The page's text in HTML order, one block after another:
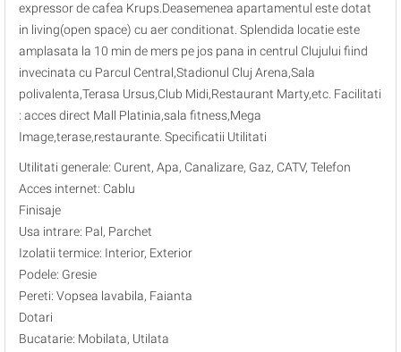
expressor de cafea Krups.Deasemenea apartamentul este dotat
in living(open space) cu aer conditionat. Splendida locatie este
amplasata la 10 min de mers pe jos pana in centrul Clujului fiind
invecinata cu Parcul Central,Stadionul Cluj Arena,Sala
polivalenta,Terasa Ursus,Club Midi,Restaurant Marty,etc. Facilitati
: acces direct Mall Platinia,sala fitness,Mega
Image,terase,restaurante. Specificatii Utilitati
Utilitati generale: Curent, Apa, Canalizare, Gaz, CATV, Telefon
Acces internet: Cablu
Finisaje
Usa intrare: Pal, Parchet
Izolatii termice: Interior, Exterior
Podele: Gresie
Pereti: Vopsea lavabila, Faianta
Dotari
Bucatarie: Mobilata, Utilata